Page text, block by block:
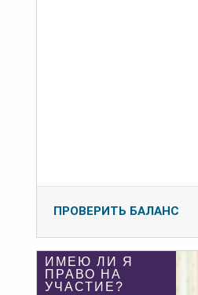
ПРОВЕРИТЬ БАЛАНС
ИМЕЮ ЛИ Я
ПРАВО НА
УЧАСТИЕ?